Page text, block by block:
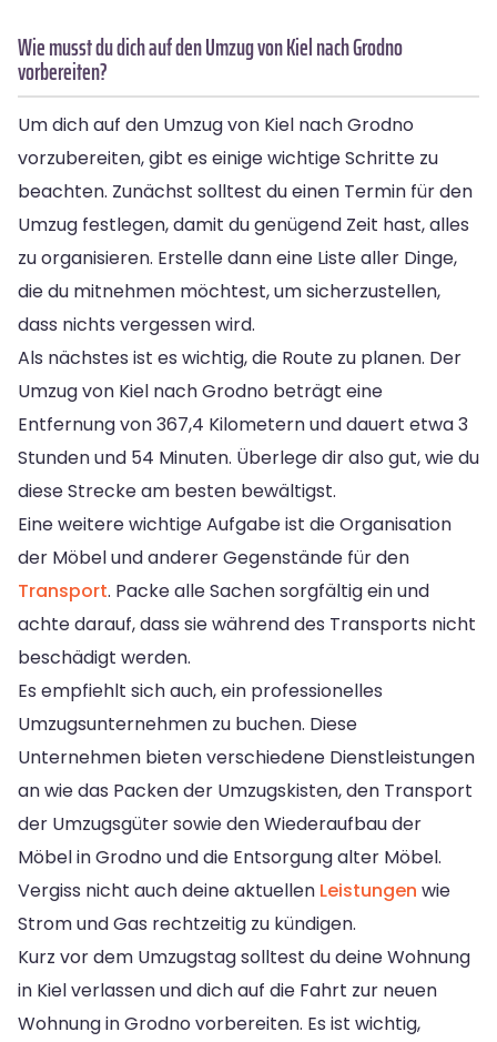
Wie musst du dich auf den Umzug von Kiel nach Grodno
vorbereiten?
Um dich auf den Umzug von Kiel nach Grodno
vorzubereiten, gibt es einige wichtige Schritte zu
beachten. Zunächst solltest du einen Termin für den
Umzug festlegen, damit du genügend Zeit hast, alles
zu organisieren. Erstelle dann eine Liste aller Dinge,
die du mitnehmen möchtest, um sicherzustellen,
dass nichts vergessen wird.
Als nächstes ist es wichtig, die Route zu planen. Der
Umzug von Kiel nach Grodno beträgt eine
Entfernung von 367,4 Kilometern und dauert etwa 3
Stunden und 54 Minuten. Überlege dir also gut, wie du
diese Strecke am besten bewältigst.
Eine weitere wichtige Aufgabe ist die Organisation
der Möbel und anderer Gegenstände für den
Transport. Packe alle Sachen sorgfältig ein und
achte darauf, dass sie während des Transports nicht
beschädigt werden.
Es empfiehlt sich auch, ein professionelles
Umzugsunternehmen zu buchen. Diese
Unternehmen bieten verschiedene Dienstleistungen
an wie das Packen der Umzugskisten, den Transport
der Umzugsgüter sowie den Wiederaufbau der
Möbel in Grodno und die Entsorgung alter Möbel.
Vergiss nicht auch deine aktuellen Leistungen wie
Strom und Gas rechtzeitig zu kündigen.
Kurz vor dem Umzugstag solltest du deine Wohnung
in Kiel verlassen und dich auf die Fahrt zur neuen
Wohnung in Grodno vorbereiten. Es ist wichtig,